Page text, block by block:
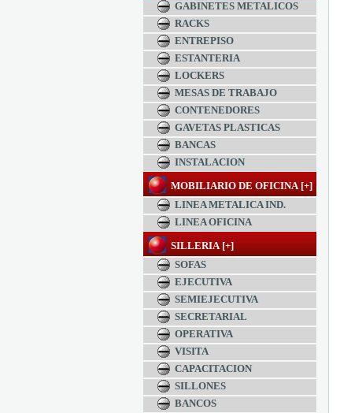
GABINETES METALICOS
RACKS
ENTREPISO
ESTANTERIA
LOCKERS
MESAS DE TRABAJO
CONTENEDORES
GAVETAS PLASTICAS
BANCAS
INSTALACION
MOBILIARIO DE OFICINA [+]
LINEA METALICA IND.
LINEA OFICINA
SILLERIA [+]
SOFAS
EJECUTIVA
SEMIEJECUTIVA
SECRETARIAL
OPERATIVA
VISITA
CAPACITACION
SILLONES
BANCOS